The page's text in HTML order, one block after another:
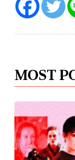
MOST